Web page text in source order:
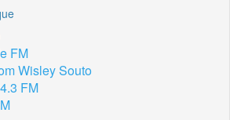
FM
Wisley Souto
FM